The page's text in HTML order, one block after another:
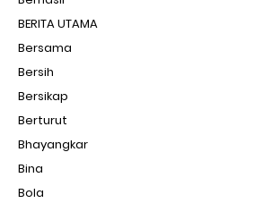
BERITA UTAMA
Bersama
Bersih
Bersikap
Berturut
Bhayangkar
Bina
Bola